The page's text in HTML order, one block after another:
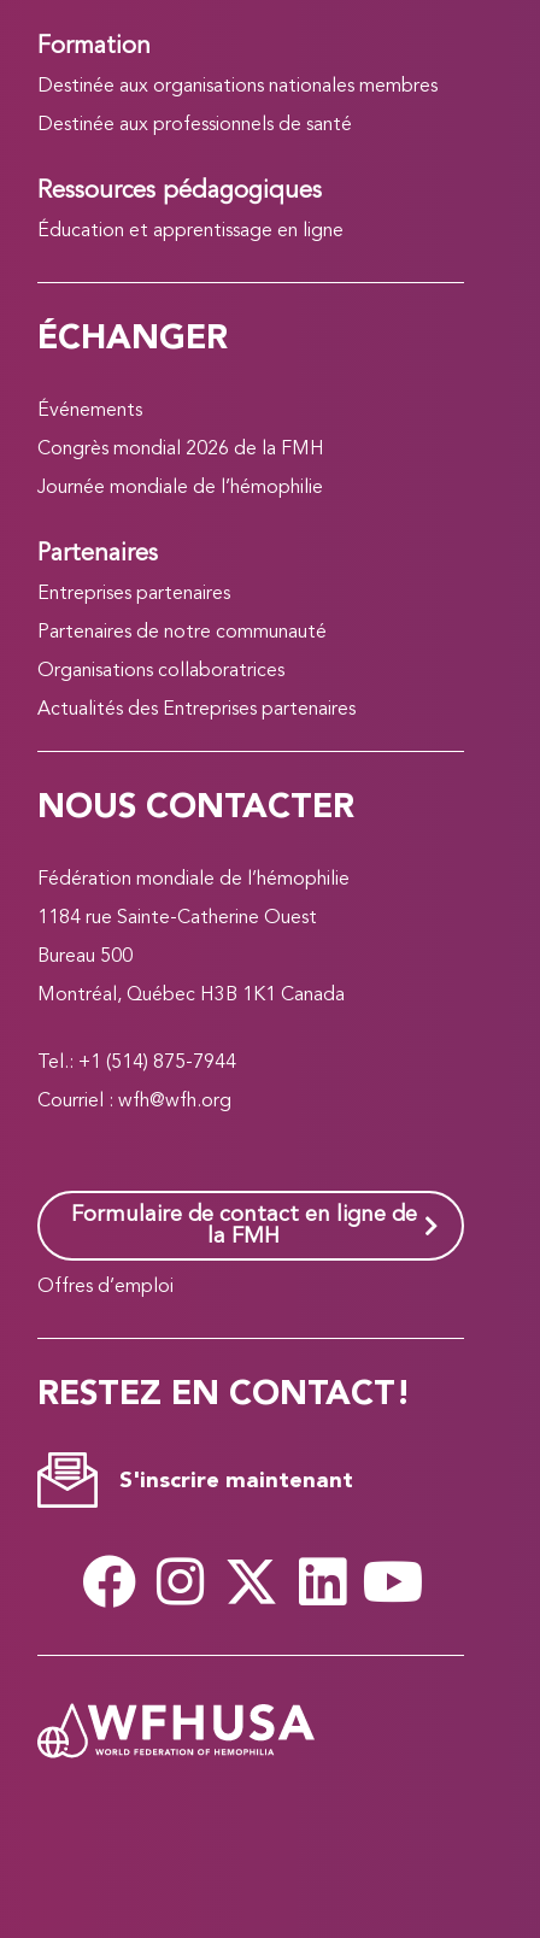
Formation
Destinée aux organisations nationales membres
Destinée aux professionnels de santé
Ressources pédagogiques
Éducation et apprentissage en ligne
ÉCHANGER
Événements
Congrès mondial 2026 de la FMH
Journée mondiale de l’hémophilie
Partenaires
Entreprises partenaires
Partenaires de notre communauté
Organisations collaboratrices
Actualités des Entreprises partenaires
NOUS CONTACTER
Fédération mondiale de l’hémophilie
1184 rue Sainte-Catherine Ouest
Bureau 500
Montréal, Québec H3B 1K1 Canada
Tel.: +1 (514) 875-7944
Courriel :wfh@wfh.org
Formulaire de contact en ligne de
la FMH
Offres d’emploi
RESTEZ EN CONTACT!
S'inscrire maintenant